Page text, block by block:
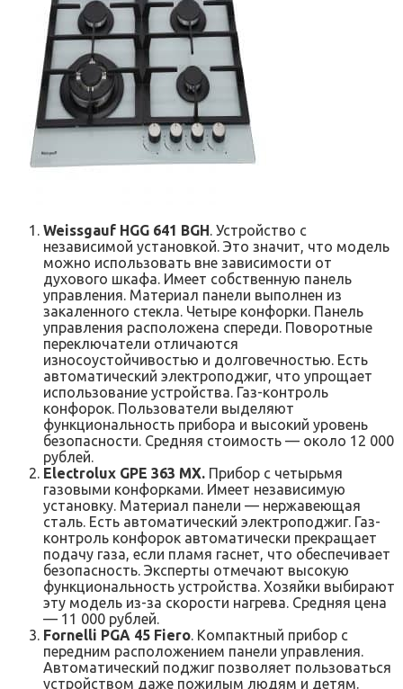
Weissgauf HGG 641 BGH. Устройство с
независимой установкой. Это значит, что модель
можно использовать вне зависимости от
духового шкафа. Имеет собственную панель
управления. Материал панели выполнен из
закаленного стекла. Четыре конфорки. Панель
управления расположена спереди. Поворотные
переключатели отличаются
износоустойчивостью и долговечностью. Есть
автоматический электроподжиг, что упрощает
использование устройства. Газ-контроль
конфорок. Пользователи выделяют
функциональность прибора и высокий уровень
безопасности. Средняя стоимость — около 12 000
рублей.
Electrolux GPE 363 MX. Прибор с четырьмя
газовыми конфорками. Имеет независимую
установку. Материал панели — нержавеющая
сталь. Есть автоматический электроподжиг. Газ-
контроль конфорок автоматически прекращает
подачу газа, если пламя гаснет, что обеспечивает
безопасность. Эксперты отмечают высокую
функциональность устройства. Хозяйки выбирают
эту модель из-за скорости нагрева. Средняя цена
— 11 000 рублей.
Fornelli PGA 45 Fiero. Компактный прибор с
передним расположением панели управления.
Автоматический поджиг позволяет пользоваться
устройством даже пожилым людям и детям.